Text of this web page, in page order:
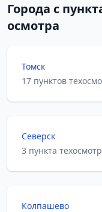
Города с
осмотра
Томск
17 пунктов
Северск
3 пункта
Колпашево